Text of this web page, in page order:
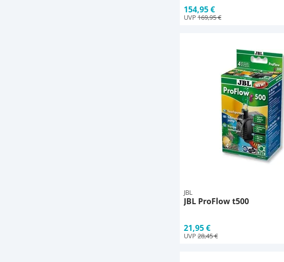
154,95 €
UVP 169,95 €
JBL
JBL ProFlow t500
21,95 €
UVP 28,45 €